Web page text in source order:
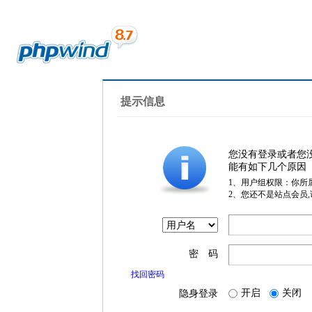
提示信息
您没有登录或者您
能有如下几个原因
1、用户组权限：你所
2、您还不是站点会员
密 码
找回密码
隐身登录 开启 关闭